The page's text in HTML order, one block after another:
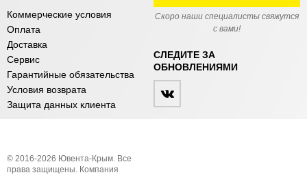
Коммерческие условия
Оплата
Доставка
Сервис
Гарантийные обязательства
Условия возврата
Защита данных клиента
Скоро наши специалисты свяжутся
с вами!
СЛЕДИТЕ ЗА
ОБНОВЛЕНИЯМИ
© 2016-2026 Ювента-Крым. Все
права защищены. Компания